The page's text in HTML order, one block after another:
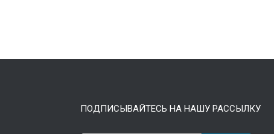
ПОДПИСЫВАЙТЕСЬ НА НАШУ РАССЫЛКУ